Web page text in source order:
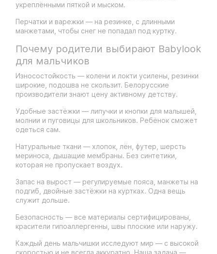
укреплёнными пяткой и мыском.
Перчатки и варежки — на резинке, с длинными
манжетами, чтобы снег не попадал под куртку.
Почему родители выбирают Babylook
для мальчиков
Износостойкость — колени и локти усилены, резинки
широкие, подошва не скользит. Белорусские
производители знают цену активному детству.
Удобные застёжки — липучки и кнопки для малышей,
молнии и пуговицы для школьников. Ребёнок сможет
одеться сам.
Натуральные ткани — хлопок, лён, футер, шерсть
мериноса, дышащие мембраны. Без синтетики,
которая не пропускает воздух.
Запас на вырост — регулируемые пояса, манжеты на
подгиб, двойные застёжки на куртках. Одна вещь
служит дольше.
Безопасность — все материалы сертифицированы,
красители гипоаллергенны, швы плоские или наружу.
Каждый день мальчишки исследуют мир — с высокой
скоростью и не всегда аккуратно. Наша задача —